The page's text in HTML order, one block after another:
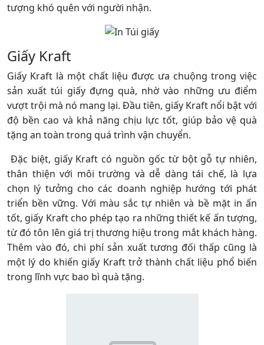
tượng khó quên với người nhận.
Giấy Kraft
Giấy Kraft là một chất liệu được ưa chuộng trong việc
sản xuất túi giấy đựng quà, nhờ vào những ưu điểm
vượt trội mà nó mang lại. Đầu tiên, giấy Kraft nổi bật với
độ bền cao và khả năng chịu lực tốt, giúp bảo vệ quà
tặng an toàn trong quá trình vận chuyển.
Đặc biệt, giấy Kraft có nguồn gốc từ bột gỗ tự nhiên,
thân thiện với môi trường và dễ dàng tái chế, là lựa
chọn lý tưởng cho các doanh nghiệp hướng tới phát
triển bền vững. Với màu sắc tự nhiên và bề mặt in ấn
tốt, giấy Kraft cho phép tạo ra những thiết kế ấn tượng,
từ đó tôn lên giá trị thương hiệu trong mắt khách hàng.
Thêm vào đó, chi phí sản xuất tương đối thấp cũng là
một lý do khiến giấy Kraft trở thành chất liệu phổ biến
trong lĩnh vực bao bì quà tặng.